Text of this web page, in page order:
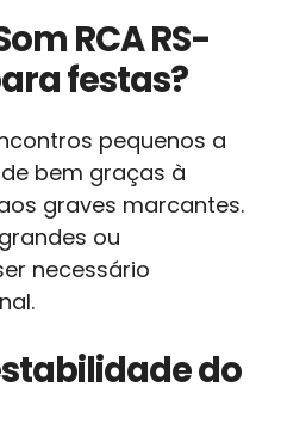
RCA RS-
festas?
pequenos a
bem graças à
graves marcantes.
ou
necessário
do